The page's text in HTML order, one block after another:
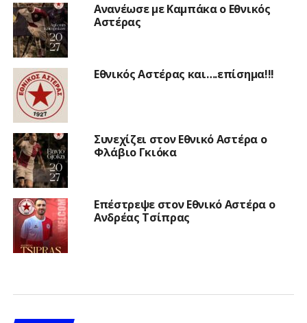
Ανανέωσε με Καμπάκα ο Εθνικός
Αστέρας
Εθνικός Αστέρας και….επίσημα!!!
Συνεχίζει στον Εθνικό Αστέρα ο
Φλάβιο Γκιόκα
Επέστρεψε στον Εθνικό Αστέρα ο
Ανδρέας Τσίπρας